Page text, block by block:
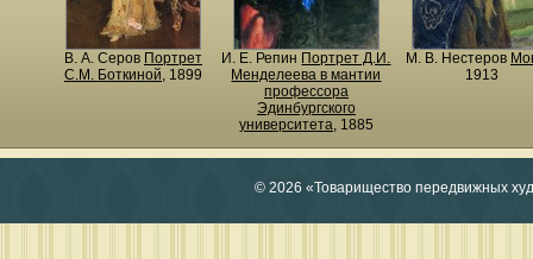
В. А. Серов Портрет
С.М. Боткиной, 1899
И. Е. Репин Портрет Д.И.
Менделеева в мантии
профессора
Эдинбургского
университета, 1885
М. В. Нестеров
1913
© 2026 «Товарищество передвижных